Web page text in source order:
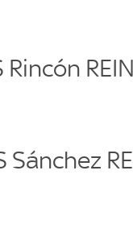
REIN
Sánchez